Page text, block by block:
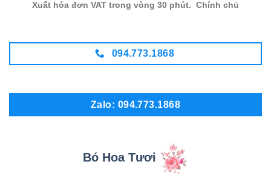
Xuất hóa đơn VAT trong vòng 30 phút. Chính chủ
094.773.1868
Zalo: 094.773.1868
Bó Hoa Tươi